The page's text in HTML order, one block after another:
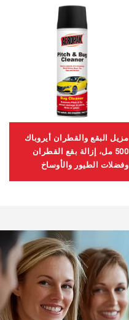
مزيل البقع والقطران أيروباك
500 مل، إزالة بقع القطران
وفضلات الطيور والأوساخ